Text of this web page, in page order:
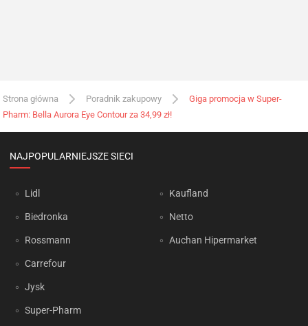
Strona główna Poradnik zakupowy
Giga promocja w Super-
Pharm: Bella Aurora Eye Contour za 34,99 zł!
NAJPOPULARNIEJSZE SIECI
Lidl
Biedronka
Rossmann
Carrefour
Jysk
Super-Pharm
Kaufland
Netto
Auchan Hipermarket